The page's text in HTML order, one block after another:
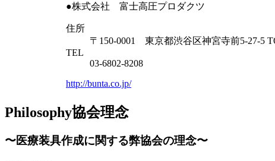
●株式会社 富士高圧プロダクツ
住所
〒150-0001 東京都渋谷区神宮寺前5-27-5
TEL
03-6802-8208
http://bunta.co.jp/
Philosophy協会理念
〜医療装具作成に関する弊協会の理念〜